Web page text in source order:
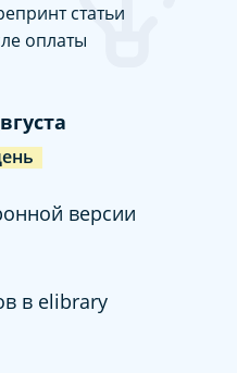
статьи
оплаты
версии
в elibrary